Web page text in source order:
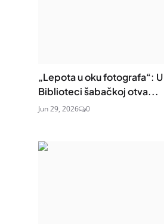
„Lepota u oku fotografa“: U
Biblioteci šabačkoj otva...
Jun 29, 2026 0